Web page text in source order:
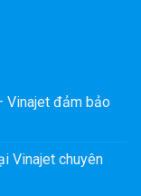
Vinajet đảm bảo
Vinajet chuyên